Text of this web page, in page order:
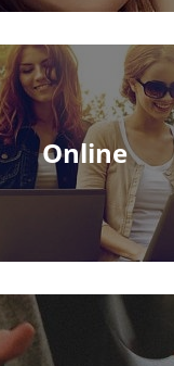
Online